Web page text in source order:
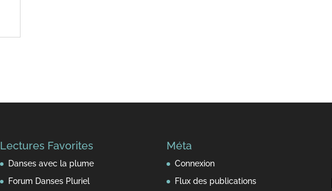
Lectures Favorites
Danses avec la plume
Forum Danses Pluriel
Méta
Connexion
Flux des publications